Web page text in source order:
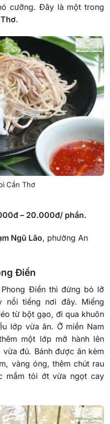
cưỡng. Đây là một trong
.
Cần Thơ
– 20.000đ/ phần.
Ngũ Lão, phường An
Điền
Điền thì đừng bỏ lỡ
nổi tiếng nơi đây. Miếng
từ bột gạo, đi qua khuôn
lớp vừa ăn. Ở miền Nam
một lớp mỡ hành lên
đủ. Bánh được ăn kèm
vàng óng, thêm chút rau
mắm tỏi ớt vừa ngọt cay